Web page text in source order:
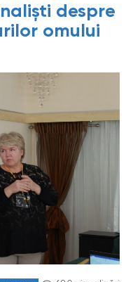
despre
omului